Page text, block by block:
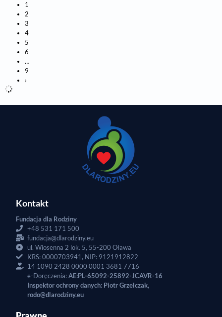
1
2
3
4
5
6
…
9
›
Kontakt
Fundacja dla Rodziny
+48 531 171 500
fundacja@dlarodziny.eu
ul. Wiosenna 2 lok. 5, 55-200 Oława
KRS: 0000703941, NIP: 9121912822
14 1090 2428 0000 0001 3681 7716
e-Doręczenia:AE:PL-65092-25892-JCAVR-16
Inspektor ochrony danych: Piotr Grzelczak,
rodo@dlarodziny.eu